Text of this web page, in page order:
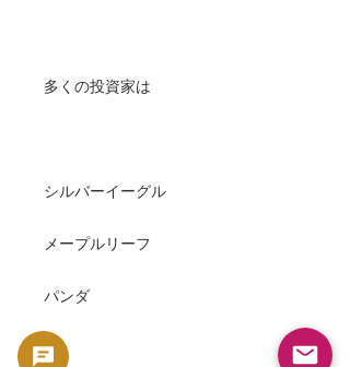
多くの投資家は
シルバーイーグル
メープルリーフ
パンダ